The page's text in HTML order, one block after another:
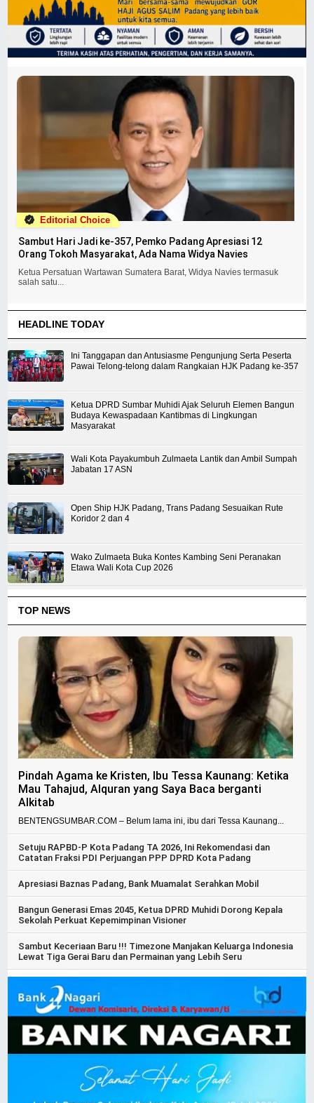
Editorial Choice
Sambut Hari Jadi ke-357, Pemko Padang Apresiasi 12
Orang Tokoh Masyarakat, Ada Nama Widya Navies
Ketua Persatuan Wartawan Sumatera Barat, Widya Navies termasuk
salah satu...
HEADLINE TODAY
Ini Tanggapan dan Antusiasme Pengunjung Serta Peserta
Pawai Telong-telong dalam Rangkaian HJK Padang ke-357
Ketua DPRD Sumbar Muhidi Ajak Seluruh Elemen Bangun
Budaya Kewaspadaan Kantibmas di Lingkungan
Masyarakat
Wali Kota Payakumbuh Zulmaeta Lantik dan Ambil Sumpah
Jabatan 17 ASN
Open Ship HJK Padang, Trans Padang Sesuaikan Rute
Koridor 2 dan 4
Wako Zulmaeta Buka Kontes Kambing Seni Peranakan
Etawa Wali Kota Cup 2026
TOP NEWS
Pindah Agama ke Kristen, Ibu Tessa Kaunang: Ketika
Mau Tahajud, Alquran yang Saya Baca berganti
Alkitab
BENTENGSUMBAR.COM – Belum lama ini, ibu dari Tessa Kaunang...
Setuju RAPBD-P Kota Padang TA 2026, Ini Rekomendasi dan
Catatan Fraksi PDI Perjuangan PPP DPRD Kota Padang
Apresiasi Baznas Padang, Bank Muamalat Serahkan Mobil
Bangun Generasi Emas 2045, Ketua DPRD Muhidi Dorong Kepala
Sekolah Perkuat Kepemimpinan Visioner
Sambut Keceriaan Baru !!! Timezone Manjakan Keluarga Indonesia
Lewat Tiga Gerai Baru dan Permainan yang Lebih Seru